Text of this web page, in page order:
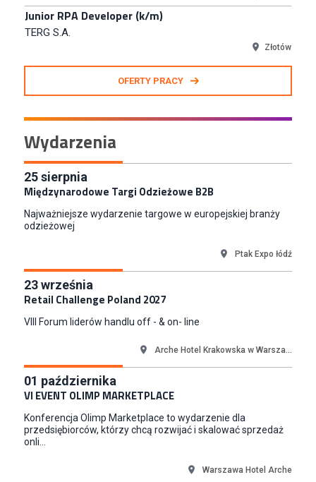
TERG S.A.
Młodszy Specjalista ds. Contentu i Social Media
CCC S.A.
Specjalista ds. Rozwoju Systemów IT (km)
N2H Sp. z o.o.
Zastępca Kierownika Salonu CH Riviera (m/k)
KAN SP Z O O
W.Kruk
Key Account Manager Meble
Empik
Młodszy Specjalista ds. Sprzedaży B2B (K/M/N)
Euro-net Sp. z o.o.
Key Account Manager
Puccini
OFERTY PRACY
Wydarzenia
25sierpnia
Międzynarodowe Targi Odzieżowe B2B
Najważniejsze wydarzenie targowe w europejskiej branży
odzieżowej
Ptak Expo łódź
23września
Retail Challenge Poland 2027
VIII Forum liderów handlu off - & on- line
Arche Hotel Krakowska w Warsza...
01 października
VI EVENT OLIMP MARKETPLACE
Konferencja Olimp Marketplace to wydarzenie dla
przedsiębiorców, którzy chcą rozwijać i skalować sprzedaż
onli...
Warszawa Hotel Arche